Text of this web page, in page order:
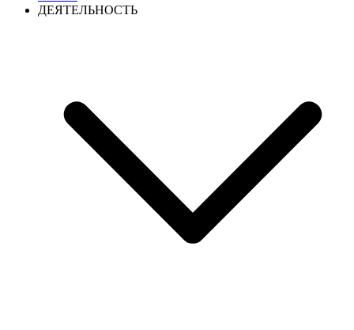
ДЕЯТЕЛЬНОСТЬ